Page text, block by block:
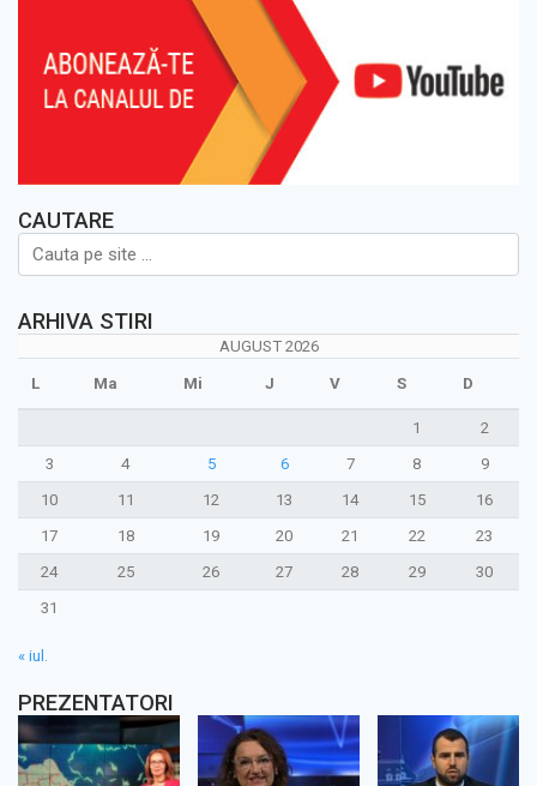
CAUTARE
ARHIVA STIRI
AUGUST 2026
L Ma Mi J V S D
1
2
3
4 5 6 7 8
9
10
11 12 13 14 15
16
17
18 19 20 21 22
23
24
25 26 27 28 29
30
31
« iul.
PREZENTATORI